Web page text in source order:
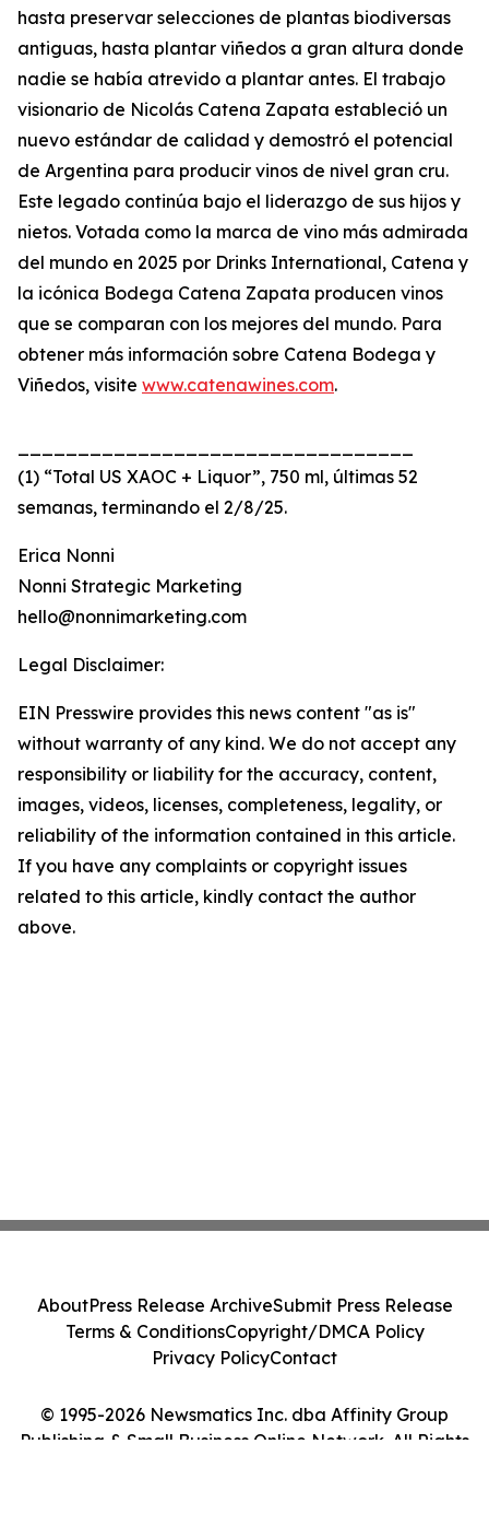
hasta preservar selecciones de plantas biodiversas
antiguas, hasta plantar viñedos a gran altura donde
nadie se había atrevido a plantar antes. El trabajo
visionario de Nicolás Catena Zapata estableció un
nuevo estándar de calidad y demostró el potencial
de Argentina para producir vinos de nivel gran cru.
Este legado continúa bajo el liderazgo de sus hijos y
nietos. Votada como la marca de vino más admirada
del mundo en 2025 por Drinks International, Catena y
la icónica Bodega Catena Zapata producen vinos
que se comparan con los mejores del mundo. Para
obtener más información sobre Catena Bodega y
Viñedos, visite www.catenawines.com.
(1) “Total US XAOC + Liquor”, 750 ml, últimas 52
semanas, terminando el 2/8/25.
Erica Nonni
Nonni Strategic Marketing
hello@nonnimarketing.com
Legal Disclaimer:
EIN Presswire provides this news content "as is"
without warranty of any kind. We do not accept any
responsibility or liability for the accuracy, content,
images, videos, licenses, completeness, legality, or
reliability of the information contained in this article.
If you have any complaints or copyright issues
related to this article, kindly contact the author
above.
© 1995-2026 Newsmatics Inc. dba Affinity Group
Publishing & Small Business Online Network. All Rights
AboutPress Release ArchiveSubmit Press Release
Terms & ConditionsCopyright/DMCA Policy
Privacy PolicyContact